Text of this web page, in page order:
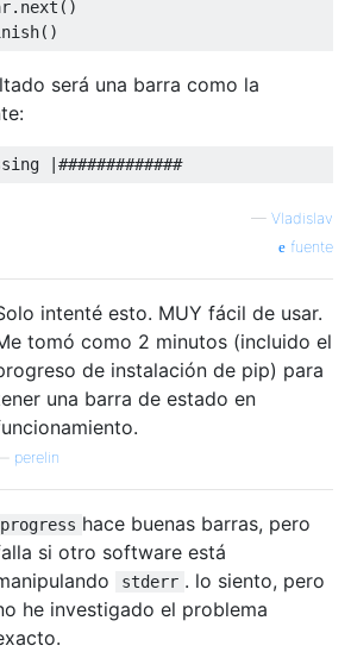
. next ()
()
será una barra como la
|#############
— Vladislav
fuente
intenté esto. MUY fácil de usar.
tomó como 2 minutos (incluido el
de instalación de pip) para
una barra de estado en
perelin
progress hace buenas barras, pero
si otro software está
stderr . lo siento, pero
he investigado el problema